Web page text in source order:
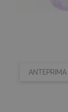
ANTEPRIMA